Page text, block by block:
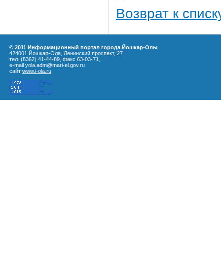
Возврат к
© 2011 Информационный портал города Йошкар-Олы
424001 Йошкар-Ола, Ленинский проспект, 27
тел. (8362) 41-44-89, факс 63-03-71,
e-mail yola.adm@mari-el.gov.ru
сайт www.i-ola.ru